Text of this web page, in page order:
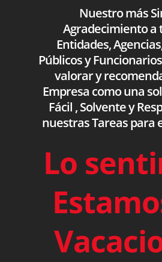
Nuestro más
Agradecimiento a
Entidades,
Públicos y
valorar y
Empresa como una
Fácil , Solvente y
nuestras Tareas para
Lo